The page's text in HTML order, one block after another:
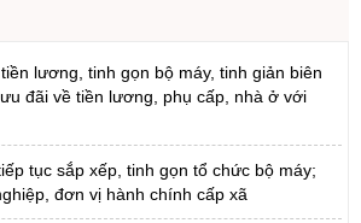
lương, tinh gọn bộ máy, tinh giản biên
đãi về tiền lương, phụ cấp, nhà ở với
tục sắp xếp, tinh gọn tổ chức bộ máy;
đơn vị hành chính cấp xã